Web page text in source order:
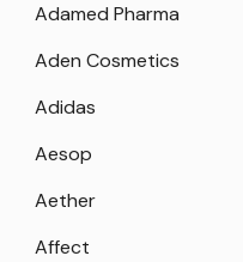
Adamed Pharma
Aden Cosmetics
Adidas
Aesop
Aether
Affect